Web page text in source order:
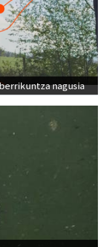
nagusia